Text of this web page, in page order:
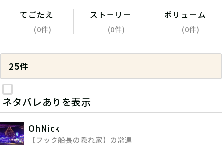
てごたえ
(0件)
ストーリー
(0件)
ボリューム
(0件)
25件
ネタバレありを表示
OhNick
【フック船長の隠れ家】の常連